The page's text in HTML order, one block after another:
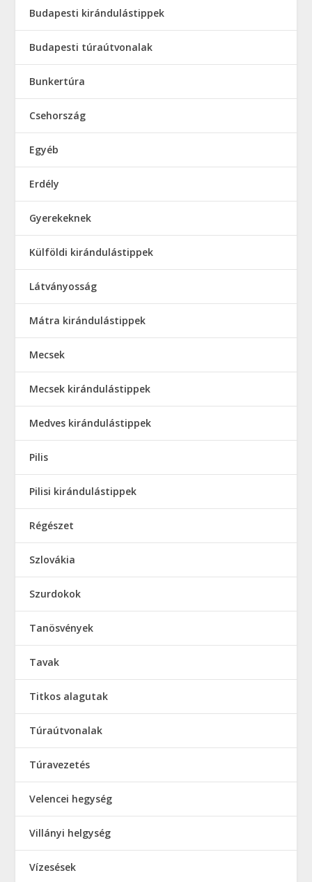
Budapesti kirándulástippek
Budapesti túraútvonalak
Bunkertúra
Csehország
Egyéb
Erdély
Gyerekeknek
Külföldi kirándulástippek
Látványosság
Mátra kirándulástippek
Mecsek
Mecsek kirándulástippek
Medves kirándulástippek
Pilis
Pilisi kirándulástippek
Régészet
Szlovákia
Szurdokok
Tanösvények
Tavak
Titkos alagutak
Túraútvonalak
Túravezetés
Velencei hegység
Villányi helgység
Vízesések